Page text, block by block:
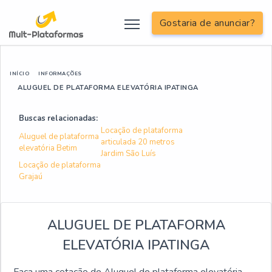
Gostaria de anunciar?
INÍCIO INFORMAÇÕES
ALUGUEL DE PLATAFORMA ELEVATÓRIA IPATINGA
Buscas relacionadas:
Aluguel de plataforma
elevatória Betim
Locação de plataforma
articulada 20 metros
Jardim São Luís
Locação de plataforma
Grajaú
ALUGUEL DE PLATAFORMA
ELEVATÓRIA IPATINGA